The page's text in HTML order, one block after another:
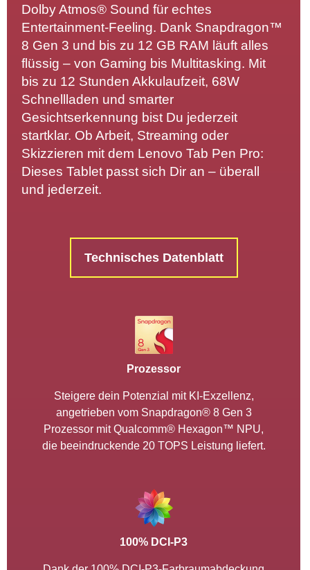
Dolby Atmos® Sound für echtes
Entertainment-Feeling. Dank Snapdragon™
8 Gen 3 und bis zu 12 GB RAM läuft alles
flüssig – von Gaming bis Multitasking. Mit
bis zu 12 Stunden Akkulaufzeit, 68W
Schnellladen und smarter
Gesichtserkennung bist Du jederzeit
startklar. Ob Arbeit, Streaming oder
Skizzieren mit dem Lenovo Tab Pen Pro:
Dieses Tablet passt sich Dir an – überall
und jederzeit.
Technisches Datenblatt
Prozessor
Steigere dein Potenzial mit KI-Exzellenz,
angetrieben vom Snapdragon® 8 Gen 3
Prozessor mit Qualcomm® Hexagon™ NPU,
die beeindruckende 20 TOPS Leistung liefert.
100% DCI-P3